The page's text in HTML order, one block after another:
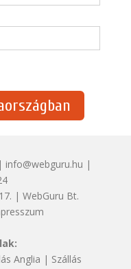
info@webguru.hu |
| WebGuru Bt.
Anglia | Szállás